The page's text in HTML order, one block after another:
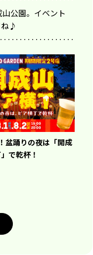
公園。イベント
ね♪
盆踊りの夜は「開成
で乾杯！